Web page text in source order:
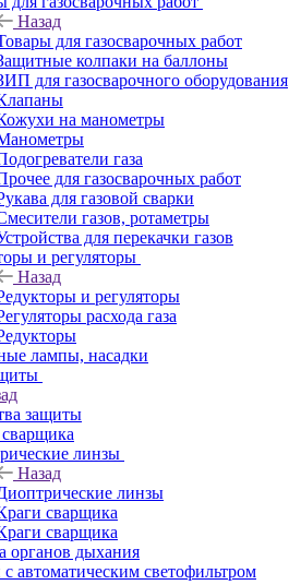
Назад
для газосварочных работ
колпаки на баллоны
для газосварочного оборудования
на манометры
газа
для газосварочных работ
для газовой сварки
газов, ротаметры
для перекачки газов
и регуляторы
Назад
и регуляторы
расхода газа
лампы, насадки
защиты
линзы
Назад
линзы
сварщика
сварщика
органов дыхания
автоматическим светофильтром